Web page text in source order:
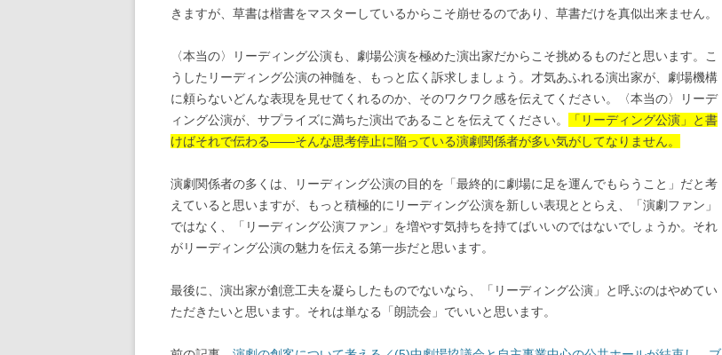
きますが、草書は楷書をマスターしているからこそ崩せるのであり、草書だけを真似出来ません。
〈本当の〉リーディング公演も、劇場公演を極めた演出家だからこそ挑めるものだと思います。こ
うしたリーディング公演の神髄を、もっと広く訴求しましょう。才気あふれる演出家が、劇場機構
に頼らないどんな表現を見せてくれるのか、そのワクワク感を伝えてください。〈本当の〉リーデ
ィング公演が、サプライズに満ちた演出であることを伝えてください。
「リーディング公演」と書
けばそれで伝わる――そんな思考停止に陥っている演劇関係者が多い気がしてなりません。
演劇関係者の多くは、リーディング公演の目的を「最終的に劇場に足を運んでもらうこと」だと考
えていると思いますが、もっと積極的にリーディング公演を新しい表現ととらえ、「演劇ファン」
ではなく、「リーディング公演ファン」を増やす気持ちを持てばいいのではないでしょうか。それ
がリーディング公演の魅力を伝える第一歩だと思います。
最後に、演出家が創意工夫を凝らしたものでないなら、「リーディング公演」と呼ぶのはやめてい
ただきたいと思います。それは単なる「朗読会」でいいと思います。